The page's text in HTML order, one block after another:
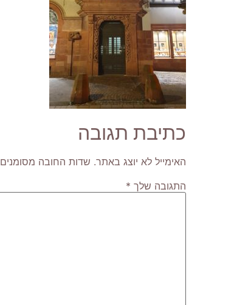
כתיבת תגובה
האימייל לא יוצג באתר. שדות החובה מסומנים
התגובה שלך *